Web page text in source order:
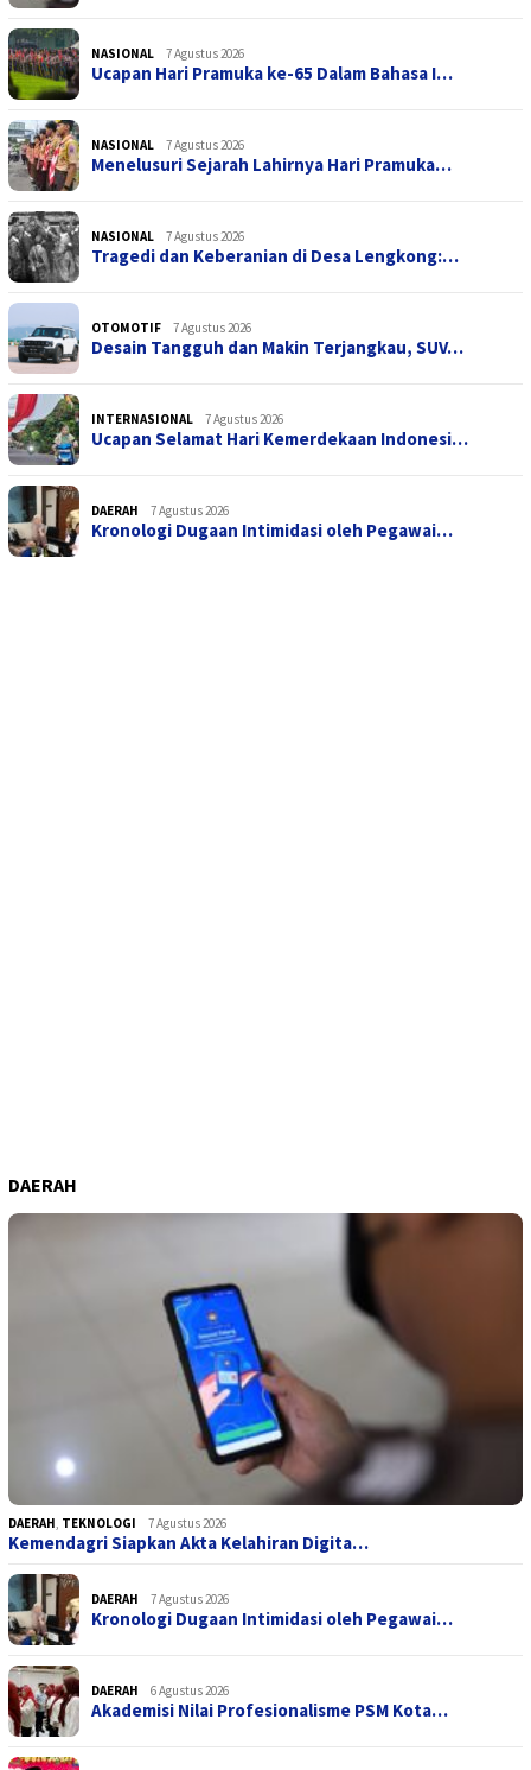
NASIONAL 7 Agustus 2026
Ucapan Hari Pramuka ke-65 Dalam Bahasa I…
NASIONAL 7 Agustus 2026
Menelusuri Sejarah Lahirnya Hari Pramuka…
NASIONAL 7 Agustus 2026
Tragedi dan Keberanian di Desa Lengkong:…
OTOMOTIF 7 Agustus 2026
Desain Tangguh dan Makin Terjangkau, SUV…
INTERNASIONAL 7 Agustus 2026
Ucapan Selamat Hari Kemerdekaan Indonesi…
DAERAH 7 Agustus 2026
Kronologi Dugaan Intimidasi oleh Pegawai…
DAERAH
DAERAH, TEKNOLOGI 7 Agustus 2026
Kemendagri Siapkan Akta Kelahiran Digita…
DAERAH 7 Agustus 2026
Kronologi Dugaan Intimidasi oleh Pegawai…
DAERAH 6 Agustus 2026
Akademisi Nilai Profesionalisme PSM Kota…